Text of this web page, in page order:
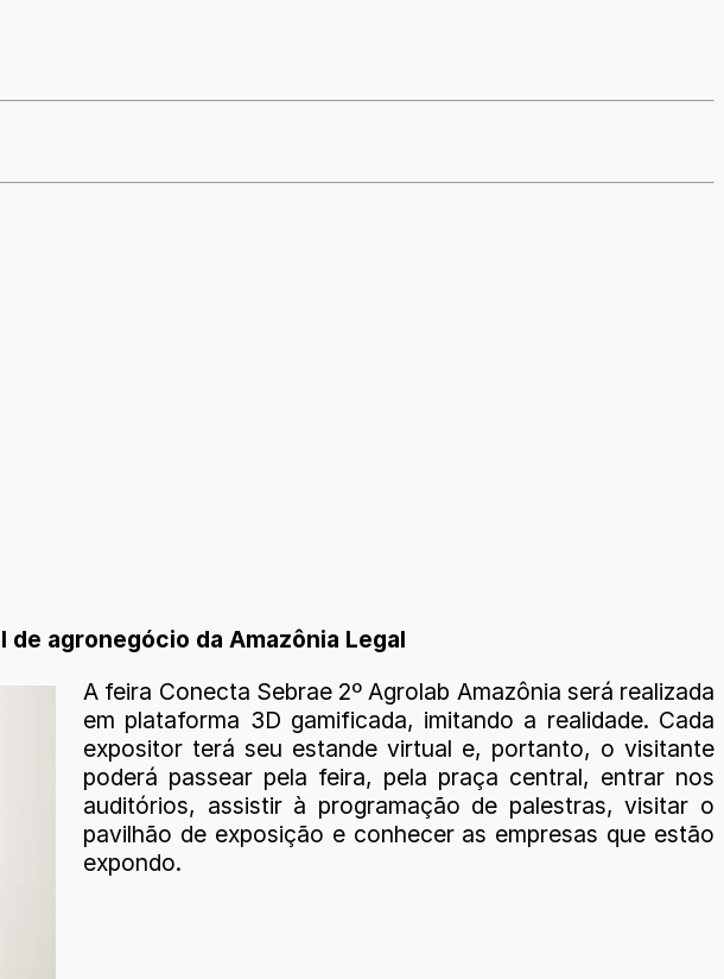
agronegócio da Amazônia Legal
A feira Conecta Sebrae 2º Agrolab Amazônia será realizada
em plataforma 3D gamificada, imitando a realidade. Cada
expositor terá seu estande virtual e, portanto, o visitante
poderá passear pela feira, pela praça central, entrar nos
auditórios, assistir à programação de palestras, visitar o
pavilhão de exposição e conhecer as empresas que estão
expondo.